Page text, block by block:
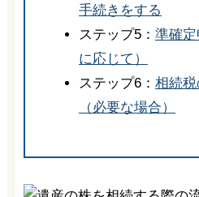
手続きをする
ステップ5： 準確
に応じて）
ステップ6： 相続
（必要な場合）